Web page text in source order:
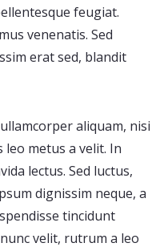
feugiat.
venenatis. Sed
erat sed, blandit
aliquam, nisi
metus a velit. In
lectus. Sed luctus,
dignissim neque, a
tincidunt
velit, rutrum a leo